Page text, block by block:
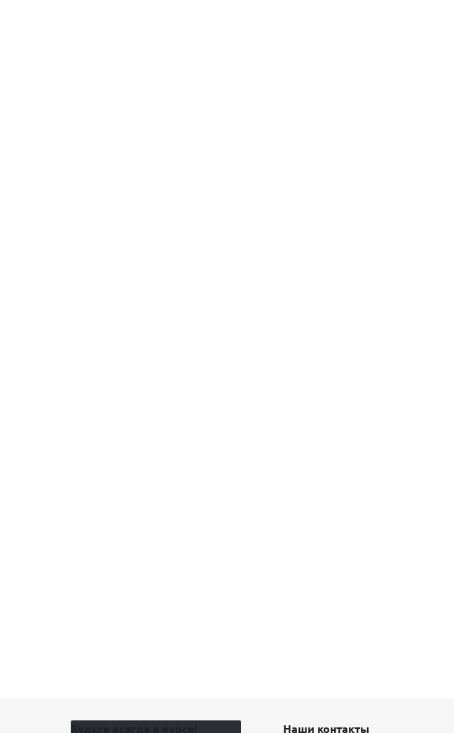
Наши контакты